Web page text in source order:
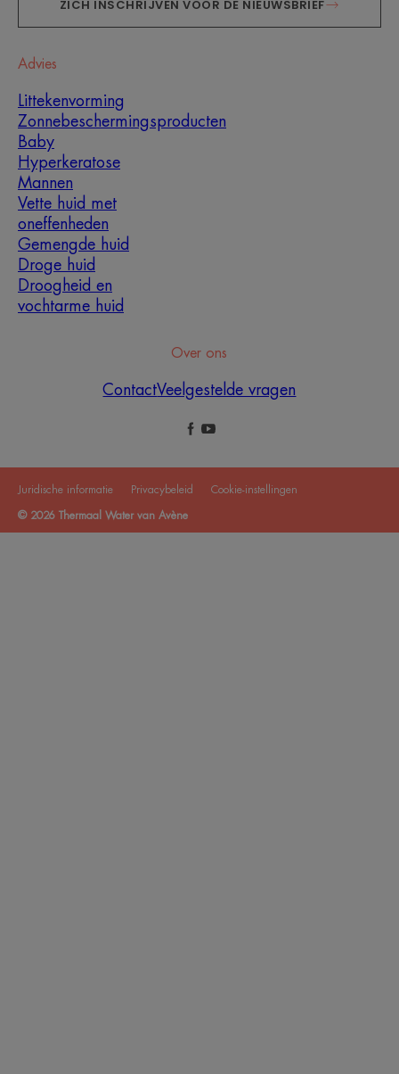
ZICH INSCHRIJVEN VOOR DE NIEUWSBRIEF
Advies
Littekenvorming
Zonnebeschermingsproducten
Baby
Hyperkeratose
Mannen
Vette huid met
oneffenheden
Gemengde huid
Droge huid
Droogheid en
vochtarme huid
Over ons
ContactVeelgestelde vragen
Juridische informatie Privacybeleid Cookie-instellingen
© 2026 Thermaal Water van Avène